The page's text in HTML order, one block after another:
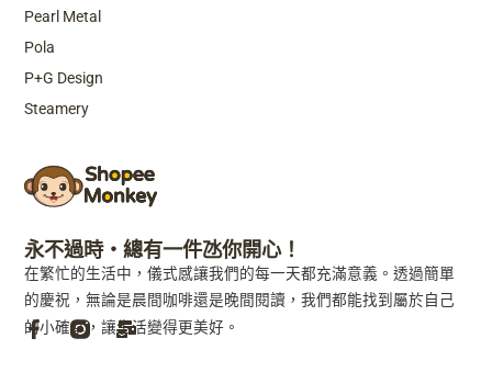
Pearl Metal
Pola
P+G Design
Steamery
永不過時・總有一件氹你開心！
在繁忙的生活中，儀式感讓我們的每一天都充滿意義。透過簡單
的慶祝，無論是晨間咖啡還是晚間閱讀，我們都能找到屬於自己
的小確幸，讓生活變得更美好。